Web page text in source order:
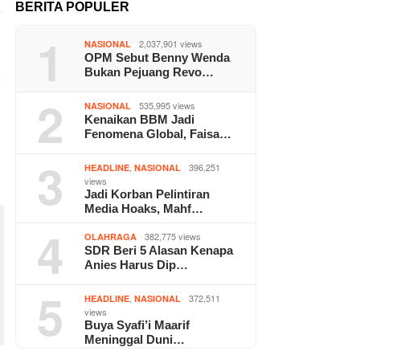
BERITA POPULER
1 NASIONAL 2,037,901 views
OPM Sebut Benny Wenda
Bukan Pejuang Revo…
2 NASIONAL 535,995 views
Kenaikan BBM Jadi
Fenomena Global, Faisa…
3 HEADLINE ,NASIONAL
396,251
views
Jadi Korban Pelintiran
Media Hoaks, Mahf…
4 OLAHRAGA 382,775 views
SDR Beri 5 Alasan Kenapa
Anies Harus Dip…
5 HEADLINE ,NASIONAL
372,511
views
Buya Syafi’i Maarif
Meninggal Duni…